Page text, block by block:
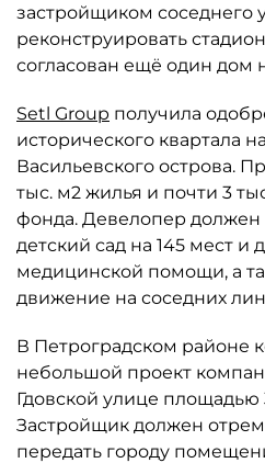
застройщиком соседнего
реконструировать
согласован ещё один дом
Setl Group получила
исторического квартала
Васильевского острова.
тыс. м2 жилья и почти 3
фонда. Девелопер должен
детский сад на 145 мест
медицинской помощи, а
движение на соседних
В Петроградском районе
небольшой проект
Гдовской улице площадью
Застройщик должен
передать городу